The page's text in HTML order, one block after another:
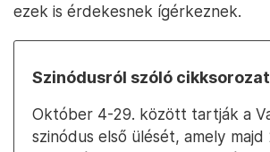
ezek is érdekesnek ígérkeznek.
Szinódusról szóló
Október 4-29. között tartják a
szinódus első ülését, amely